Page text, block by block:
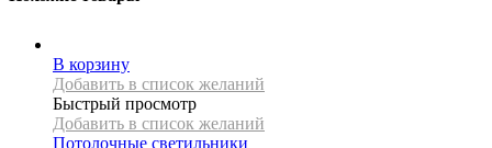
В корзину
Добавить в список желаний
Быстрый просмотр
Добавить в список желаний
Потолочные светильники